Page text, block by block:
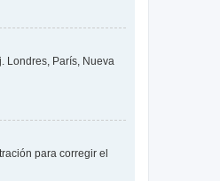
Londres, París, Nueva
para corregir el